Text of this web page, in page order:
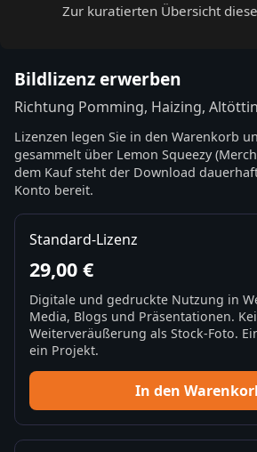
Zur kuratierten Übersicht
Bildlizenz erwerben
Richtung Pomming, Haizing,
Lizenzen legen Sie in den Warenkorb
gesammelt über Lemon Squeezy
dem Kauf steht der Download
Konto bereit.
Standard-Lizenz
29,00 €
Digitale und gedruckte Nutzung in
Media, Blogs und Präsentationen.
Weiterveräußerung als Stock-Foto.
ein Projekt.
In den